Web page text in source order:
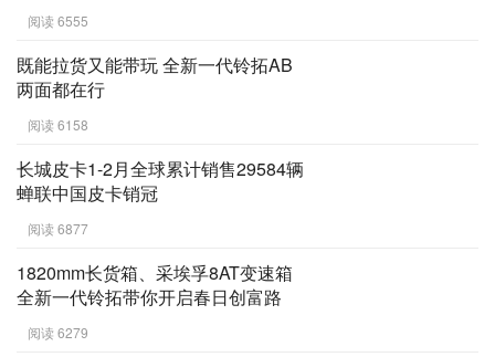
阅读 6555
既能拉货又能带玩 全新一代铃拓AB
两面都在行
阅读 6158
长城皮卡1-2月全球累计销售29584辆
蝉联中国皮卡销冠
阅读 6877
1820mm长货箱、采埃孚8AT变速箱
全新一代铃拓带你开启春日创富路
阅读 6279